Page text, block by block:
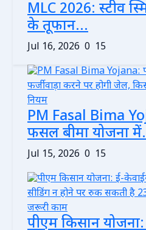
MLC 2026: स्टीव
के तूफान...
Jul 16, 2026 0 15
PM Fasal Bima
फसल बीमा योजना
Jul 15, 2026 0 15
पीएम किसान